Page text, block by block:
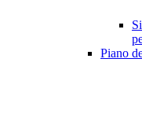
Piano